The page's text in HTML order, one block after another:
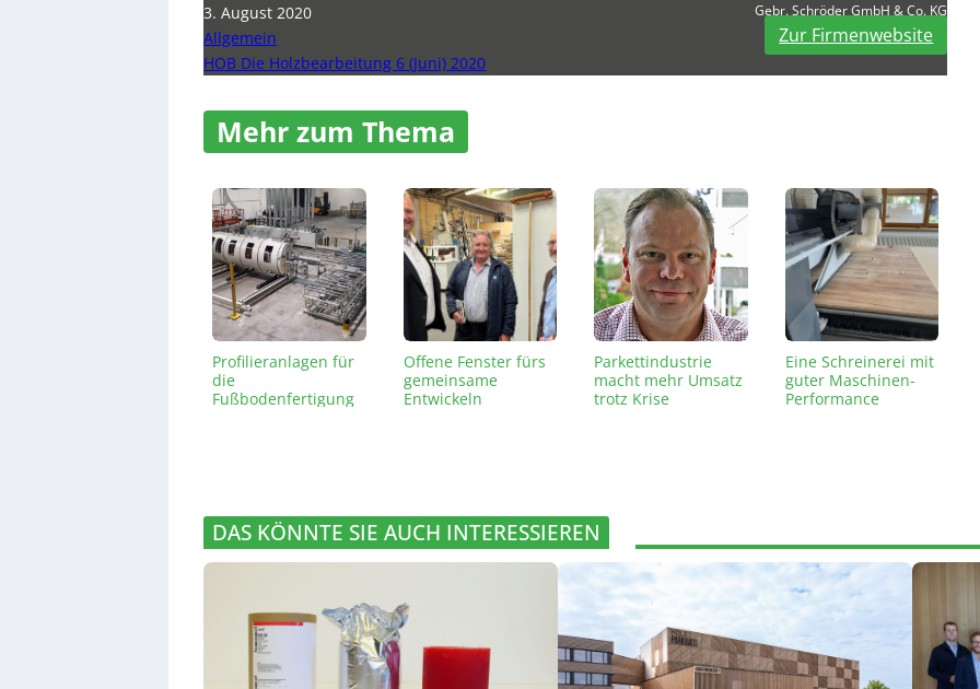
3. August 2020
Allgemein
HOB Die Holzbearbeitung 6 (Juni) 2020
Gebr. Schröder GmbH & Co. KG
Zur Firmenwebsite
Mehr zum Thema
Profilieranlagen für
die
Fußbodenfertigung
Offene Fenster fürs
gemeinsame
Entwickeln
Parkettindustrie
macht mehr Umsatz
trotz Krise
Eine Schreinerei mit
guter Maschinen-
Performance
DAS KÖNNTE SIE AUCH INTERESSIEREN